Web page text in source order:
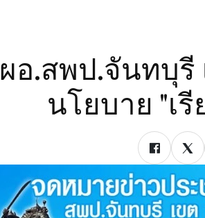
ผอ.สพป.จันทบุรี
นโยบาย "เ